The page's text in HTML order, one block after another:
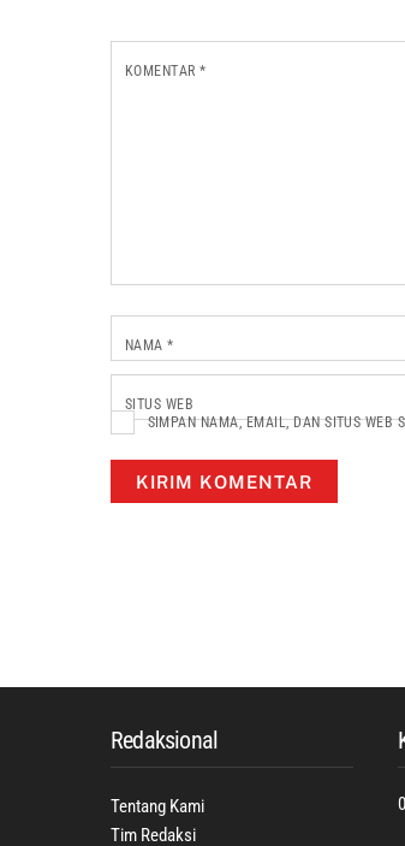
KOMENTAR*
NAMA*
SITUS WEB
SIMPAN NAMA, EMAIL, DAN SITUS WEB
Redaksional
Tentang Kami
Tim Redaksi